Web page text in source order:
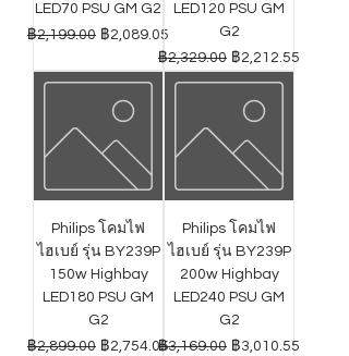
LED70 PSU GM G2
ราคาปกติ
฿2,199.00 ราคาขายลด
฿2,089.05
LED120 PSU GM
G2
ราคาปกติ
฿2,329.00 ราคาขายลด
฿2,212.55
Philips โคมไฟ
ไฮเบย์ รุ่น BY239P
150w Highbay
LED180 PSU GM
G2
ราคาปกติ
฿2,899.00 ราคาขายลด
฿2,754.05
Philips โคมไฟ
ไฮเบย์ รุ่น BY239P
200w Highbay
LED240 PSU GM
G2
ราคาปกติ
฿3,169.00 ราคาขายลด
฿3,010.55